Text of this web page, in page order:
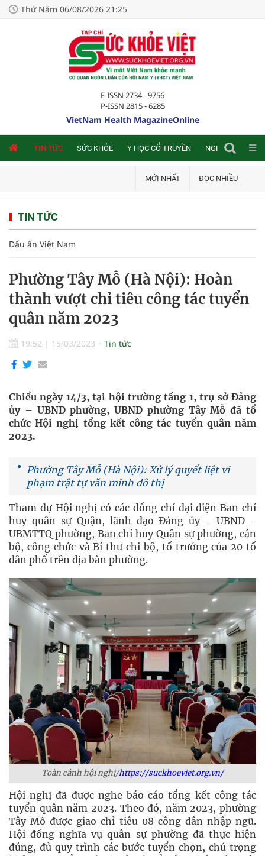
Thứ Năm 06/08/2026 21:25
E-ISSN 2734 - 9756
P-ISSN 2815 - 6285
VietNam Health MagazineOnline
TIN TỨC SỨC KHỎE Y HỌC CỔ TRUYỀN NGHIÊN CỨU
MỚI NHẤT ĐỌC NHIỀU
TIN TỨC
Dấu ấn Việt Nam
Phường Tây Mỗ (Hà Nội): Hoàn
thành vượt chỉ tiêu công tác tuyển
quân năm 2023
19:52 | 15/03/2023 Tin tức
Chiều ngày 14/3, tại hội trường tầng 1, trụ sở Đảng
ủy – UBND phường, UBND phường Tây Mỗ đã tổ
chức Hội nghị tổng kết công tác tuyển quân năm
2023.
Phường Tây Mỗ (Hà Nội): Xử lý quyết liệt vi
phạm trật tự văn minh đô thị
Tham dự Hội nghị có các đồng chí đại diện Ban chỉ
huy quân sự Quận, lãnh đạo Đảng ủy - UBND -
UBMTTQ phường, Ban chỉ huy Quân sự phường, cán
bộ, công chức và Bí thư chi bộ, tổ trưởng của 20 tổ
dân phố trên địa bàn phường.
Toàn cảnh hội nghị/https://suckhoeviet.org.vn/
Hội nghị đã được nghe báo cáo tổng kết công tác
tuyển quân năm 2023. Theo đó, năm 2023, phường
Tây Mỗ được giao chỉ tiêu 08 công dân nhập ngũ.
Hội đồng nghĩa vụ quân sự phường đã thực hiện
đúng, đủ quy trình các bước tuyển chọn, chú trọng